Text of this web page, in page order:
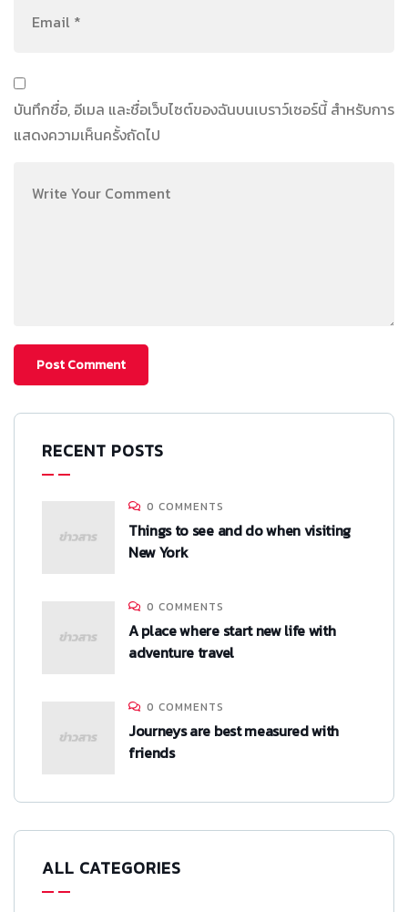
บันทึกชื่อ, อีเมล และชื่อเว็บไซต์ของฉันบนเบราว์เซอร์นี้ สำหรับการ
แสดงความเห็นครั้งถัดไป
RECENT POSTS
0 COMMENTS
Things to see and do when visiting
New York
0 COMMENTS
A place where start new life with
adventure travel
0 COMMENTS
Journeys are best measured with
friends
ALL CATEGORIES